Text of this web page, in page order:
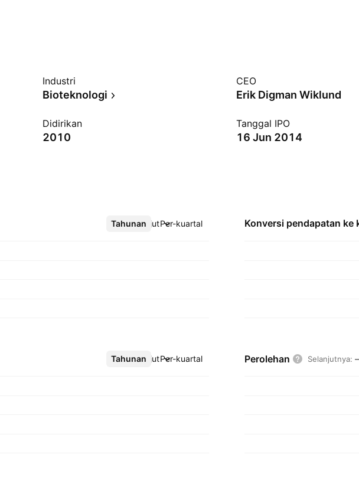
Industri
Bioteknologi
CEO
Erik Digman Wiklund
Didirikan
2010
Tanggal IPO
16 Jun 2014
Tahunan Per-kuartal
Lebih lanjut Konversi pendapatan ke
Tahunan Per-kuartal
Lebih lanjut Perolehan Selanjutnya: